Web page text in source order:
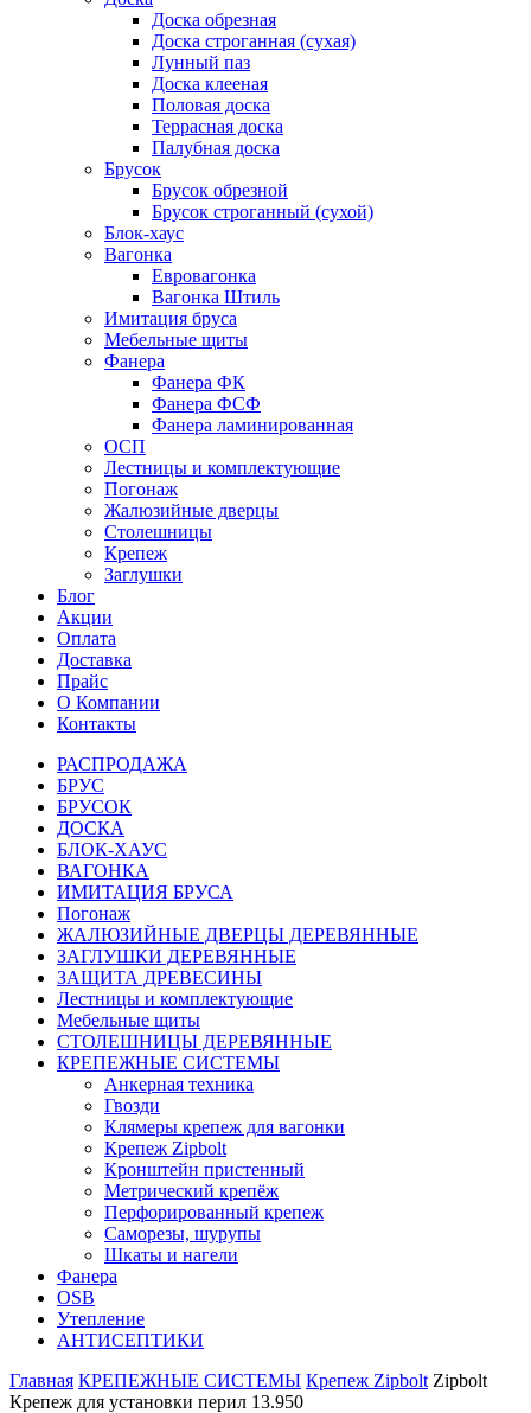
Доска обрезная
Доска строганная (сухая)
Лунный паз
Доска клееная
Половая доска
Террасная доска
Палубная доска
Брусок
Брусок обрезной
Брусок строганный (сухой)
Блок-хаус
Вагонка
Евровагонка
Вагонка Штиль
Имитация бруса
Мебельные щиты
Фанера
Фанера ФК
Фанера ФСФ
Фанера ламинированная
ОСП
Лестницы и комплектующие
Погонаж
Жалюзийные дверцы
Столешницы
Крепеж
Заглушки
Блог
Акции
Оплата
Доставка
Прайс
О Компании
Контакты
РАСПРОДАЖА
БРУС
БРУСОК
ДОСКА
БЛОК-ХАУС
ВАГОНКА
ИМИТАЦИЯ БРУСА
Погонаж
ЖАЛЮЗИЙНЫЕ ДВЕРЦЫ ДЕРЕВЯННЫЕ
ЗАГЛУШКИ ДЕРЕВЯННЫЕ
ЗАЩИТА ДРЕВЕСИНЫ
Лестницы и комплектующие
Мебельные щиты
СТОЛЕШНИЦЫ ДЕРЕВЯННЫЕ
КРЕПЕЖНЫЕ СИСТЕМЫ
Анкерная техника
Гвозди
Клямеры крепеж для вагонки
Крепеж Zipbolt
Кронштейн пристенный
Метрический крепёж
Перфорированный крепеж
Саморезы, шурупы
Шкаты и нагели
Фанера
OSB
Утепление
АНТИСЕПТИКИ
Главная КРЕПЕЖНЫЕ СИСТЕМЫ Крепеж Zipbolt Zipbolt
Крепеж для установки перил 13.950